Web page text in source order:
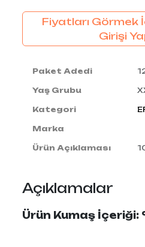
Fiyatları Görmek
Girişi
Paket Adedi
Yaş Grubu
Kategori
Marka
Ürün Açıklaması
Açıklamalar
Ürün Kumaş İçeriği: